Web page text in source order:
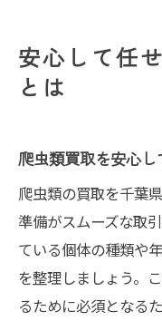
安心して任
とは
爬虫類買取を安心
爬虫類の買取を千葉
準備がスムーズな取
ている個体の種類や
を整理しましょう。
るために必須となる